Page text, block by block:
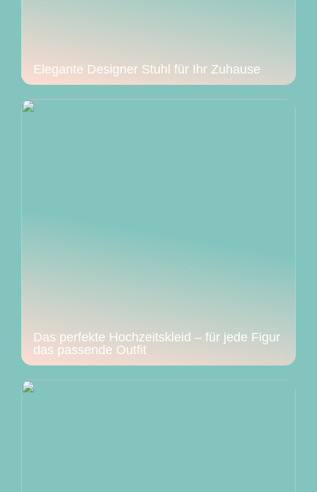
Elegante Designer Stuhl für Ihr Zuhause
Das perfekte Hochzeitskleid – für jede Figur
das passende Outfit